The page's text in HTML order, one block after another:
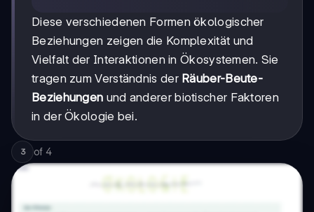
Diese verschiedenen Formen ökologischer
Beziehungen zeigen die Komplexität und
Vielfalt der Interaktionen in Ökosystemen. Sie
tragen zum Verständnis der Räuber-Beute-
Beziehungen und anderer biotischer Faktoren
in der Ökologie bei.
3 of 4